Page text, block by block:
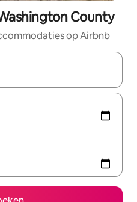
County
op Airbnb
zijn, maak je een keuze